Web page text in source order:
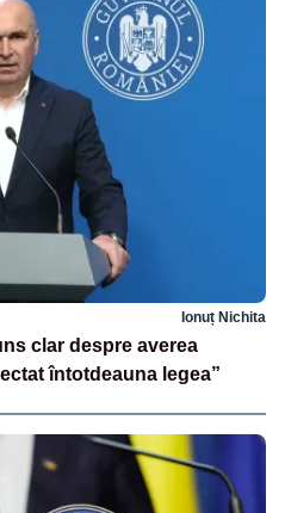
Ionuț Nichita
clar despre averea
întotdeauna legea”